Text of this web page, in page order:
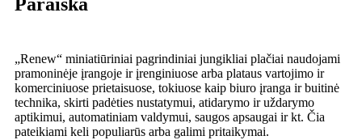
„Renew“ miniatiūriniai pagrindiniai jungikliai plačiai naudojami
pramoninėje įrangoje ir įrenginiuose arba plataus vartojimo ir
komerciniuose prietaisuose, tokiuose kaip biuro įranga ir buitinė
technika, skirti padėties nustatymui, atidarymo ir uždarymo
aptikimui, automatiniam valdymui, saugos apsaugai ir kt. Čia
pateikiami keli populiarūs arba galimi pritaikymai.